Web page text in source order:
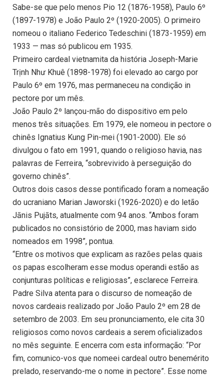
Sabe-se que pelo menos Pio 12 (1876-1958), Paulo 6º
(1897-1978) e João Paulo 2º (1920-2005). O primeiro
nomeou o italiano Federico Tedeschini (1873-1959) em
1933 — mas só publicou em 1935.
Primeiro cardeal vietnamita da história Joseph-Marie
Trịnh Như Khuê (1898-1978) foi elevado ao cargo por
Paulo 6º em 1976, mas permaneceu na condição in
pectore por um mês.
João Paulo 2º lançou-mão do dispositivo em pelo
menos três situações. Em 1979, ele nomeou in pectore o
chinês Ignatius Kung Pin-mei (1901-2000). Ele só
divulgou o fato em 1991, quando o religioso havia, nas
palavras de Ferreira, “sobrevivido à perseguição do
governo chinês”.
Outros dois casos desse pontificado foram a nomeação
do ucraniano Marian Jaworski (1926-2020) e do letão
Jānis Pujāts, atualmente com 94 anos. “Ambos foram
publicados no consistório de 2000, mas haviam sido
nomeados em 1998”, pontua.
“Entre os motivos que explicam as razões pelas quais
os papas escolheram esse modus operandi estão as
conjunturas políticas e religiosas”, esclarece Ferreira.
Padre Silva atenta para o discurso de nomeação de
novos cardeais realizado por João Paulo 2º em 28 de
setembro de 2003. Em seu pronunciamento, ele cita 30
religiosos como novos cardeais a serem oficializados
no mês seguinte. E encerra com esta informação: “Por
fim, comunico-vos que nomeei cardeal outro benemérito
prelado, reservando-me o nome in pectore”. Esse nome